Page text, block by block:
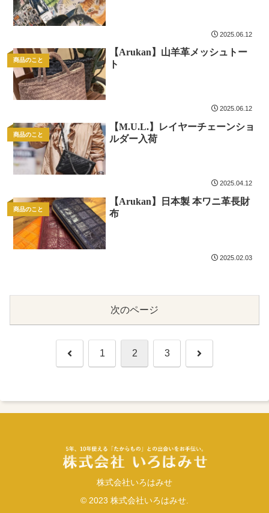
2025.06.12
商品のこと
【Arukan】山羊革メッシュトー
ト
2025.06.12
商品のこと
【M.U.L.】レイヤーチェーンショ
ルダー入荷
2025.04.12
商品のこと
【Arukan】日本製 本ワニ革長財
布
2025.02.03
次のページ
前 1 2 3 次
株式会社いろはみせ
© 2023 株式会社いろはみせ.